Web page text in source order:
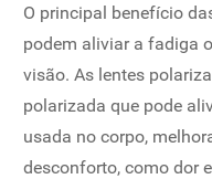
O principal benefício
podem aliviar a fadiga
visão. As lentes
polarizada que pode
usada no corpo,
desconforto, como dor